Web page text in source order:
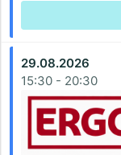
29.08.2026
15:30 - 20:30